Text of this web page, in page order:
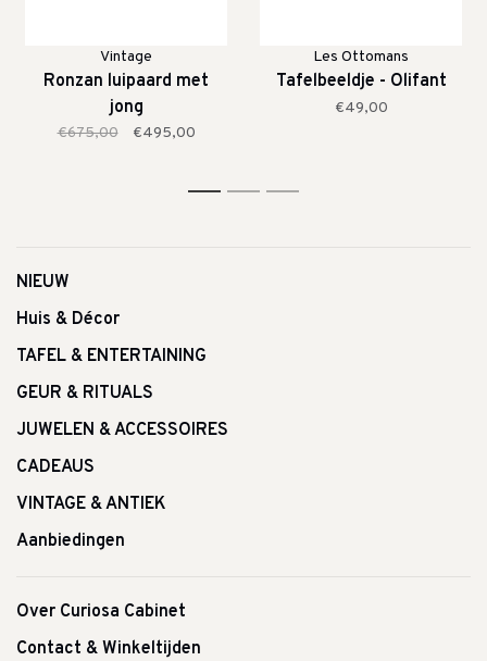
Vintage
Ronzan luipaard met
jong
€675,00 €495,00
Les Ottomans
Tafelbeeldje - Olifant
€49,00
1 2 3
NIEUW
Huis & Décor
TAFEL & ENTERTAINING
GEUR & RITUALS
JUWELEN & ACCESSOIRES
CADEAUS
VINTAGE & ANTIEK
Aanbiedingen
Over Curiosa Cabinet
Contact & Winkeltijden